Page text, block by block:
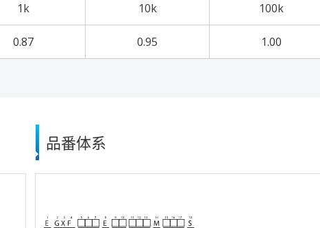
1k 10k 100k
0.87 0.95 1.00
品番体系